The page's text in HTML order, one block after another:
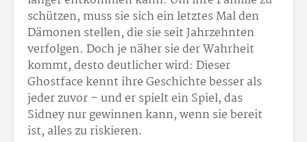
schützen, muss sie sich ein letztes Mal den
Dämonen stellen, die sie seit Jahrzehnten
verfolgen. Doch je näher sie der Wahrheit
kommt, desto deutlicher wird: Dieser
Ghostface kennt ihre Geschichte besser als
jeder zuvor – und er spielt ein Spiel, das
Sidney nur gewinnen kann, wenn sie bereit
ist, alles zu riskieren.